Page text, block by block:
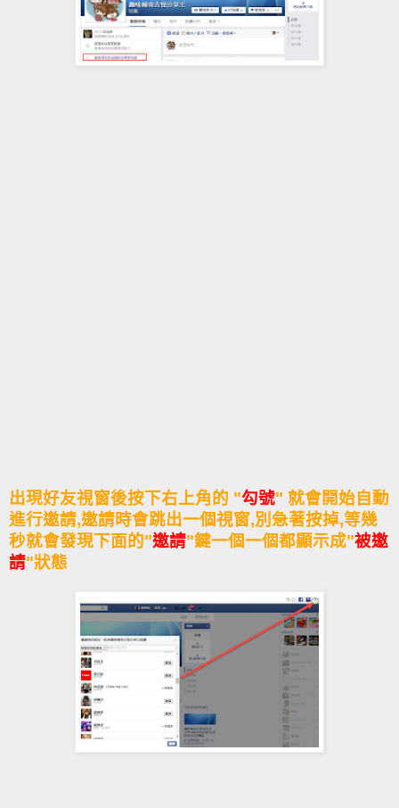
出現好友視窗後按下右上角的 "勾號" 就會開始自動
進行邀請,邀請時會跳出一個視窗,別急著按掉,等幾
秒就會發現下面的"邀請"鍵一個一個都顯示成"被邀
請"狀態